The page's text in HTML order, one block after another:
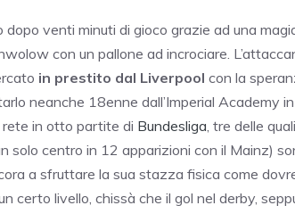
dopo venti minuti di gioco grazie ad una
con un pallone ad incrociare.
in prestito dal Liverpool con la
neanche 18enne dall’Imperial Academy
in otto partite di Bundesliga, tre delle
solo centro in 12 apparizioni con il Mainz)
a sfruttare la sua stazza fisica come
certo livello, chissà che il gol nel derby,